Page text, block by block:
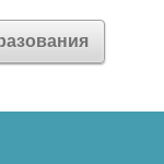
рассказать вам
в городе Москве
семье, где его
так полюбил
сказки. И